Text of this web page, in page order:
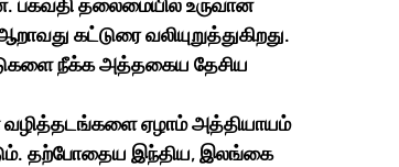
பகவதி தலைமையில் உருவான
கட்டுரை வலியுறுத்துகிறது.
நீக்க அத்தகைய தேசிய
தற்போதைய இந்திய, இலங்கை